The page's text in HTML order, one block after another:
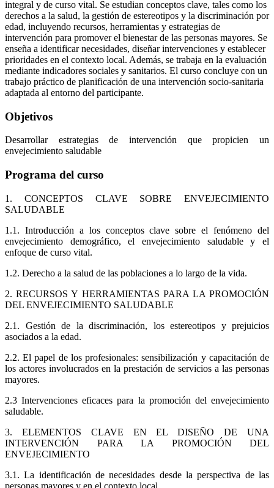
integral y de curso vital. Se estudian conceptos clave, tales como los
derechos a la salud, la gestión de estereotipos y la discriminación por
edad, incluyendo recursos, herramientas y estrategias de
intervención para promover el bienestar de las personas mayores. Se
enseña a identificar necesidades, diseñar intervenciones y establecer
prioridades en el contexto local. Además, se trabaja en la evaluación
mediante indicadores sociales y sanitarios. El curso concluye con un
trabajo práctico de planificación de una intervención socio-sanitaria
adaptada al entorno del participante.
Objetivos
Desarrollar estrategias de intervención que propicien un
envejecimiento saludable
Programa del curso
1. CONCEPTOS CLAVE SOBRE ENVEJECIMIENTO
SALUDABLE
1.1. Introducción a los conceptos clave sobre el fenómeno del
envejecimiento demográfico, el envejecimiento saludable y el
enfoque de curso vital.
1.2. Derecho a la salud de las poblaciones a lo largo de la vida.
2. RECURSOS Y HERRAMIENTAS PARA LA PROMOCIÓN
DEL ENVEJECIMIENTO SALUDABLE
2.1. Gestión de la discriminación, los estereotipos y prejuicios
asociados a la edad.
2.2. El papel de los profesionales: sensibilización y capacitación de
los actores involucrados en la prestación de servicios a las personas
mayores.
2.3 Intervenciones eficaces para la promoción del envejecimiento
saludable.
3. ELEMENTOS CLAVE EN EL DISEÑO DE UNA
INTERVENCIÓN PARA LA PROMOCIÓN DEL
ENVEJECIMIENTO
3.1. La identificación de necesidades desde la perspectiva de las
personas mayores y en el contexto local.